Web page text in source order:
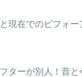
現在でのビフォ
ターが別人！昔